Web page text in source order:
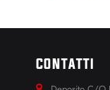
CONTATTI